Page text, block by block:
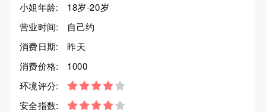
小姐年龄:
18岁-20岁
营业时间:
自己约
消费日期:
昨天
消费价格:
1000
环境评分:
安全指数: